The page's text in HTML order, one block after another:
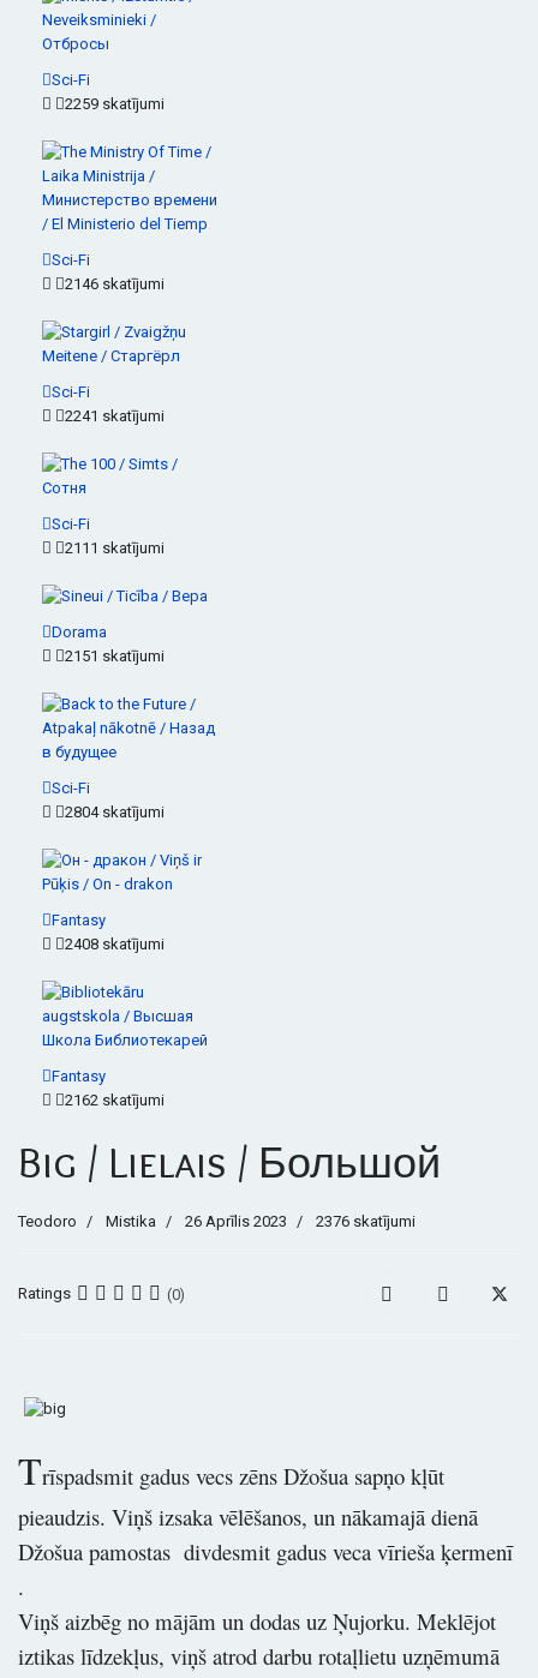
Sci-Fi
2259 skatījumi
Sci-Fi
2146 skatījumi
Sci-Fi
2241 skatījumi
Sci-Fi
2111 skatījumi
Dorama
2151 skatījumi
Sci-Fi
2804 skatījumi
Fantasy
2408 skatījumi
Fantasy
2162 skatījumi
Big / Lielais / Большой
Teodoro Mistika 26 Aprīlis 2023 2376 skatījumi
Ratings (0)
Trīspadsmit gadus vecs zēns Džošua sapņo kļūt
pieaudzis. Viņš izsaka vēlēšanos, un nākamajā dienā
Džošua pamostas divdesmit gadus veca vīrieša ķermenī
.
Viņš aizbēg no mājām un dodas uz Ņujorku. Meklējot
iztikas līdzekļus, viņš atrod darbu rotaļlietu uzņēmumā